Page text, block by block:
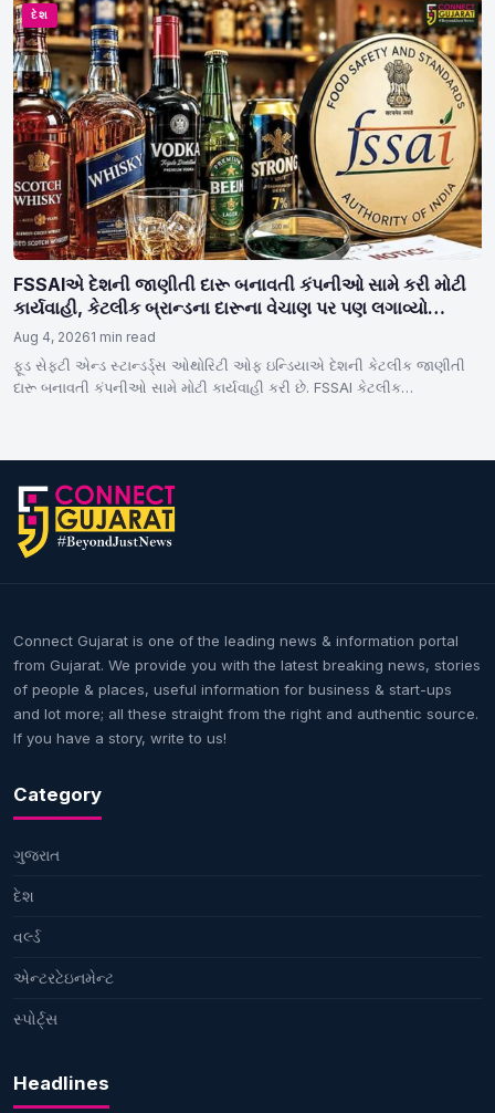
દેશ
FSSAIએ દેશની જાણીતી દારૂ બનાવતી કંપનીઓ સામે કરી મોટી
કાર્યવાહી, કેટલીક બ્રાન્ડના દારૂના વેચાણ પર પણ લગાવ્યો
પ્રતિબંધ
Aug 4, 20261 min read
ફૂડ સેફ્ટી એન્ડ સ્ટાન્ડર્ડ્સ ઓથોરિટી ઓફ ઇન્ડિયાએ દેશની કેટલીક જાણીતી
દારૂ બનાવતી કંપનીઓ સામે મોટી કાર્યવાહી કરી છે. FSSAI કેટલીક…
Connect Gujarat is one of the leading news & information portal
from Gujarat. We provide you with the latest breaking news, stories
of people & places, useful information for business & start-ups
and lot more; all these straight from the right and authentic source.
If you have a story, write to us!
Category
ગુજરાત
દેશ
વર્લ્ડ
એન્ટરટેઇનમેન્ટ
સ્પોર્ટ્સ
Headlines